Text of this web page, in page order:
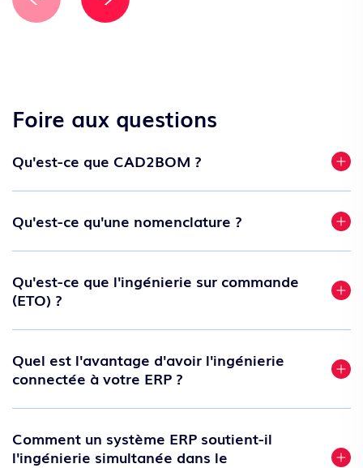
Foire aux questions
Qu'est-ce que CAD2BOM ?
Qu'est-ce qu'une nomenclature ?
Qu'est-ce que l'ingénierie sur commande
(ETO) ?
Quel est l'avantage d'avoir l'ingénierie
connectée à votre ERP ?
Comment un système ERP soutient-il
l'ingénierie simultanée dans le